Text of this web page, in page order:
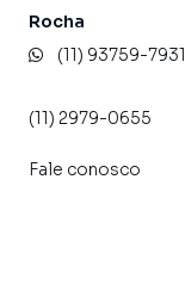
Rocha
(11) 93759-7931
(11) 2979-0655
Fale conosco